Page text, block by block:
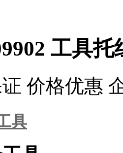
工具
价格优惠
具